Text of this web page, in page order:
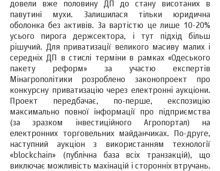
довели вже половину ДП до стану висотаних в
павутині мухи. Залишилася тільки юридична
оболонка без активів. За вартістю це лише 10-20%
усього пирога держсектора, і тут підхід більш
рішучий. Для приватизації великого масиву малих і
середніх ДП в стислі терміни в рамках «Одеського
пакету реформ» за участю експертів
Мінагрополітики розроблено законопроект про
конкурсну приватизацію через електронні аукціони.
Проект передбачає, по-перше, експозицію
максимально повної інформації про підприємства
(за зразком інвестиційного Агропортал) на
електронних торговельних майданчиках. По-друге,
наступний аукціон з використанням технології
«blockchain» (публічна база всіх транзакцій), що
виключає можливість махінацій і сторонніх втручань.